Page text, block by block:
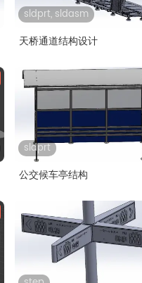
sldprt, sldasm
天桥通道结构设计
sldprt
公交候车亭结构